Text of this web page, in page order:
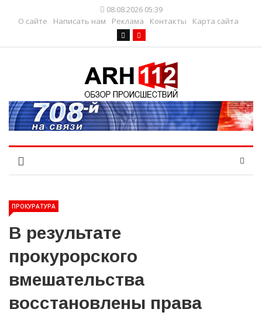
08.08.2026 05:39
О сайте
Написать нам Реклама Контакты Карта сайта
ПРОКУРАТУРА
В результате
прокурорского
вмешательства
восстановлены права